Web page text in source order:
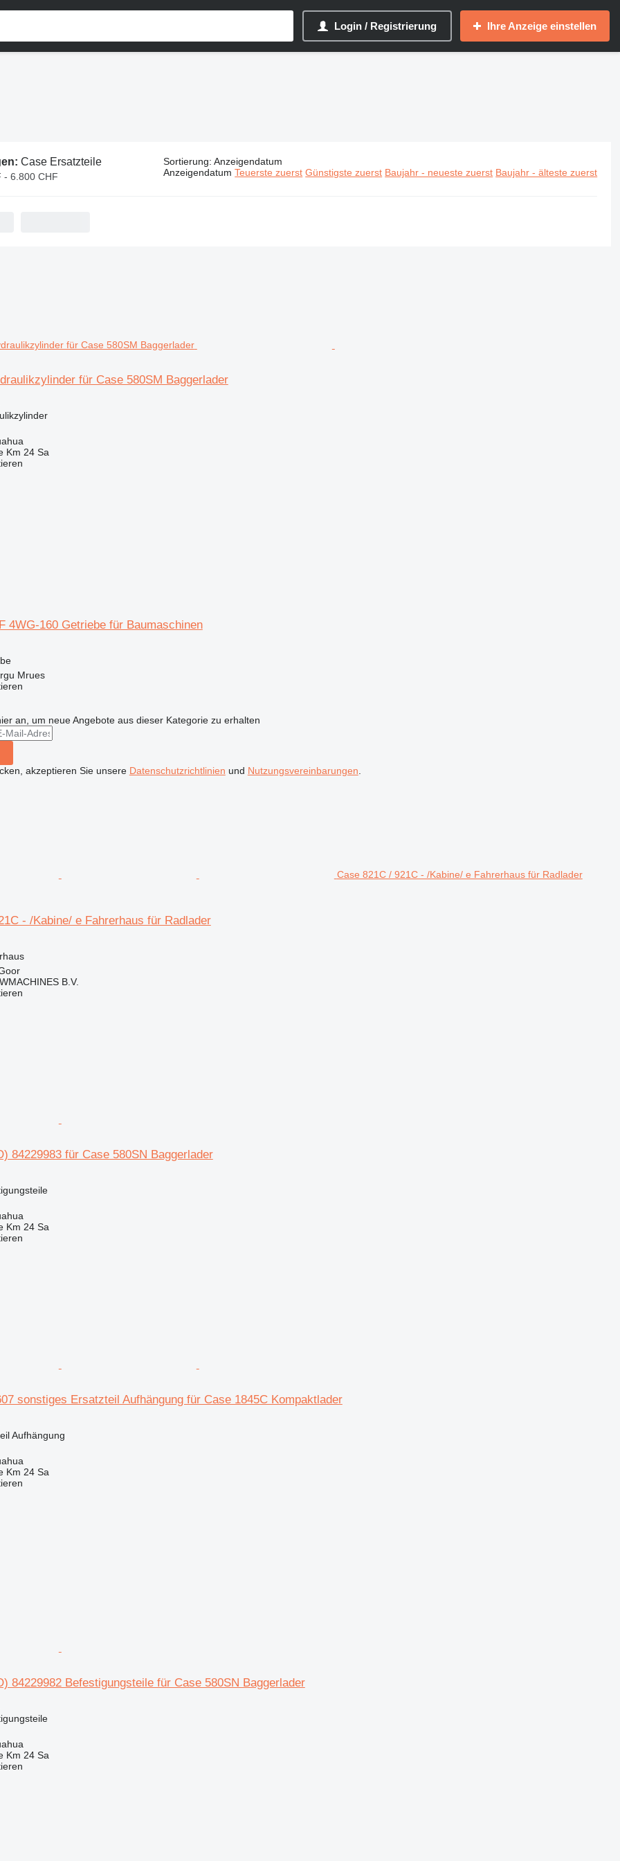
Login / Registrierung Ihre Anzeige einstellen
Case Ersatzteile
- 6.800 CHF
Sortierung: Anzeigendatum
Anzeigendatum Teuerste zuerst Günstigste zuerst Baujahr - neueste zuerst Baujahr - älteste zuerst
für Case 580SM Baggerlader
Km 24 Sa
4WG-160 Getriebe für Baumaschinen
Mrues
an, um neue Angebote aus dieser Kategorie zu erhalten
akzeptieren Sie unsere Datenschutzrichtlinien und Nutzungsvereinbarungen
Case 821C / 921C - /Kabine/ e Fahrerhaus für Radlader
- /Kabine/ e Fahrerhaus für Radlader
B.V.
84229983 für Case 580SN Baggerlader
Km 24 Sa
sonstiges Ersatzteil Aufhängung für Case 1845C Kompaktlader
Aufhängung
Km 24 Sa
84229982 Befestigungsteile für Case 580SN Baggerlader
Km 24 Sa